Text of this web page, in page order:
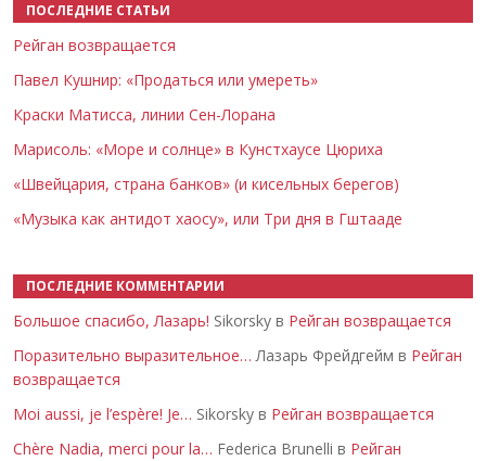
ПОСЛЕДНИЕ СТАТЬИ
Рейган возвращается
Павел Кушнир: «Продаться или умереть»
Краски Матисса, линии Сен-Лорана
Марисоль: «Море и солнце» в Кунстхаусе Цюриха
«Швейцария, страна банков» (и кисельных берегов)
«Музыка как антидот хаосу», или Три дня в Гштааде
ПОСЛЕДНИЕ КОММЕНТАРИИ
Большое спасибо, Лазарь! Sikorsky в Рейган возвращается
Поразительно выразительное… Лазарь Фрейдгейм в Рейган
возвращается
Moi aussi, je l’espère! Je… Sikorsky в Рейган возвращается
Chère Nadia, merci pour la… Federica Brunelli в Рейган